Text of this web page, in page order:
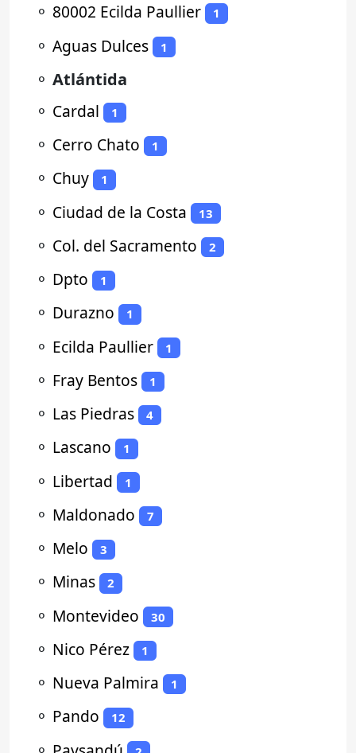
⚬ 80002 Ecilda Paullier 1
⚬ Aguas Dulces 1
⚬ Atlántida
⚬ Cardal 1
⚬ Cerro Chato 1
⚬ Chuy 1
⚬ Ciudad de la Costa 13
⚬ Col. del Sacramento 2
⚬ Dpto 1
⚬ Durazno 1
⚬ Ecilda Paullier 1
⚬ Fray Bentos 1
⚬ Las Piedras 4
⚬ Lascano 1
⚬ Libertad 1
⚬ Maldonado 7
⚬ Melo 3
⚬ Minas 2
⚬ Montevideo 30
⚬ Nico Pérez 1
⚬ Nueva Palmira 1
⚬ Pando 12